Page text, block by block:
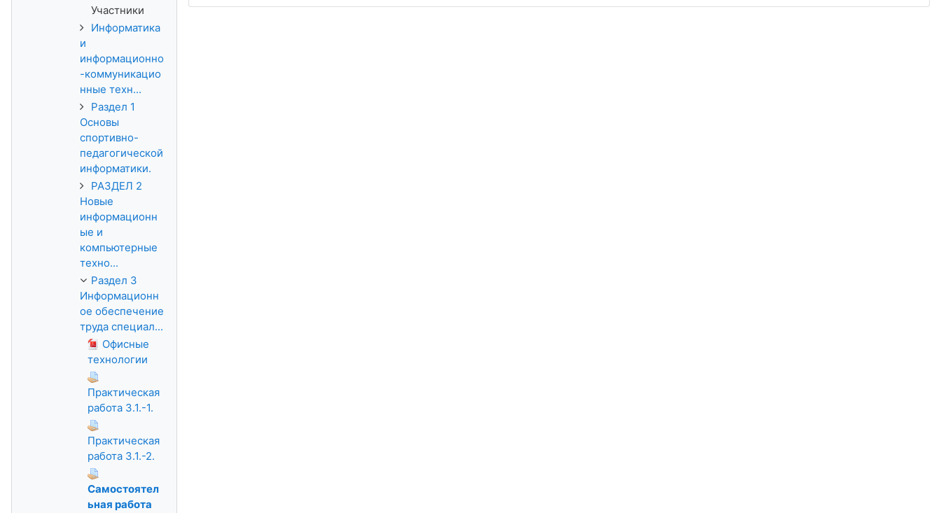
Участники
Информатика
и
информационно
-коммуникацио
нные техн...
Раздел 1
Основы
спортивно-
педагогической
информатики.
РАЗДЕЛ 2
Новые
информационн
ые и
компьютерные
техно...
Раздел 3
Информационн
ое обеспечение
труда специал...
Офисные
технологии
Практическая
работа 3.1.-1.
Практическая
работа 3.1.-2.
Самостоятел
ьная работа